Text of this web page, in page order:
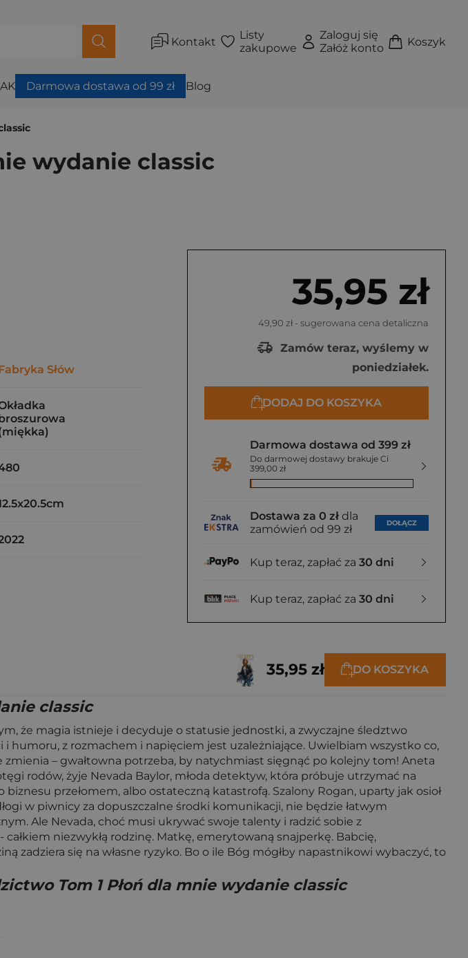
Kontakt
Listy
zakupowe
Zaloguj się
Załóż konto
Koszyk
Darmowa dostawa od 99 zł Blog
wydanie classic
35,95 zł
49,90 zł - sugerowana cena detaliczna
Zamów teraz, wyślemy w
poniedziałek.
DODAJ DO KOSZYKA
Darmowa dostawa od 399 zł
Do darmowej dostawy brakuje Ci
399,00 zł
Dostawa za 0 zł dla
zamówień od 99 zł
DOŁĄCZ
Kup teraz, zapłać za 30 dni
Kup teraz, zapłać za 30 dni
Słów
35,95 zł DO KOSZYKA
classic
że magia istnieje i decyduje o statusie jednostki, a zwyczajne śledztwo
humoru, z rozmachem i napięciem jest uzależniające. Uwielbiam wszystko co,
– gwałtowna potrzeba, by natychmiast sięgnąć po kolejny tom! Aneta
rodów, żyje Nevada Baylor, młoda detektyw, która próbuje utrzymać na
przełomem, albo ostateczną katastrofą. Szalony Rogan, uparty jak osioł
w piwnicy za dopuszczalne środki komunikacji, nie będzie łatwym
Ale Nevada, choć musi ukrywać swoje talenty i radzić sobie z
niezwykłą rodzinę. Matkę, emerytowaną snajperkę. Babcię,
zadziera się na własne ryzyko. Bo o ile Bóg mógłby napastnikowi wybaczyć, to
Tom 1 Płoń dla mnie wydanie classic